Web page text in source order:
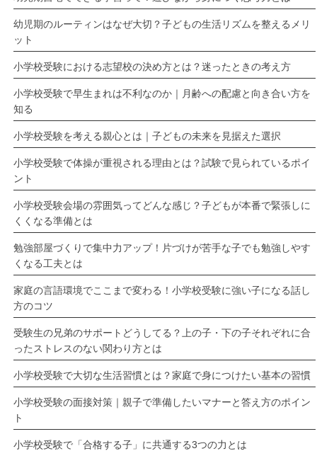
幼児期のルーティンはなぜ大切？子どもの生活リズムを整えるメリ
ット
小学校受験における志望校の決め方とは？迷ったときの考え方
小学校受験で早生まれは不利なのか｜月齢への配慮と向き合い方を
知る
小学校受験を考える親心とは｜子どもの未来を見据えた選択
小学校受験で体操が重視される理由とは？試験で見られているポイ
ント
小学校受験会場の雰囲気ってどんな感じ？子どもが本番で緊張しに
くくなる準備とは
勉強部屋づくりで集中力アップ！片づけが苦手な子でも勉強しやす
くなる工夫とは
家庭の言語環境でここまで変わる！小学校受験に強い子になる話し
方のコツ
受験生の兄弟のサポートどうしてる？上の子・下の子それぞれに合
ったストレスのない関わり方とは
小学校受験で大切な生活習慣とは？家庭で身につけたい基本の習慣
小学校受験の面接対策｜親子で準備したいマナーと答え方のポイン
ト
小学校受験で「合格する子」に共通する3つの力とは